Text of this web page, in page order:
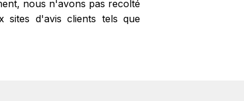
nous n'avons pas recolté
sites d'avis clients tels que